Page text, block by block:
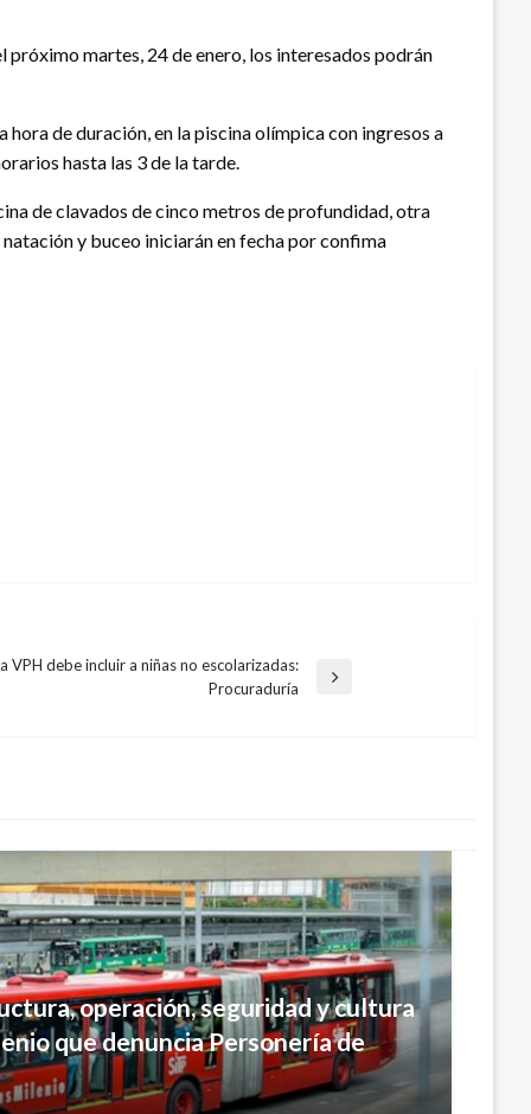
martes, 24 de enero, los interesados podrán
hora de duración, en la piscina olímpica con ingresos a
hasta las 3 de la tarde.
de clavados de cinco metros de profundidad, otra
y buceo iniciarán en fecha por confima
VPH debe incluir a niñas no escolarizadas:
Procuraduría
operación, seguridad y cultura
que denuncia Personería de